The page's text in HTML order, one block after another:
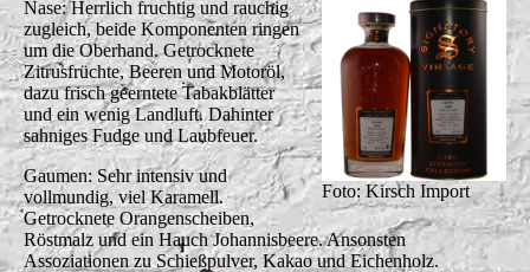
Foto: Kirsch Import
Nase: Herrlich fruchtig und rauchig
zugleich, beide Komponenten ringen
um die Oberhand. Getrocknete
Zitrusfrüchte, Beeren und Motoröl,
dazu frisch geerntete Tabakblätter
und ein wenig Landluft. Dahinter
sahniges Fudge und Laubfeuer.
Gaumen: Sehr intensiv und
vollmundig, viel Karamell.
Getrocknete Orangenscheiben,
Röstmalz und ein Hauch Johannisbeere. Ansonsten
Assoziationen zu Schießpulver, Kakao und Eichenholz.